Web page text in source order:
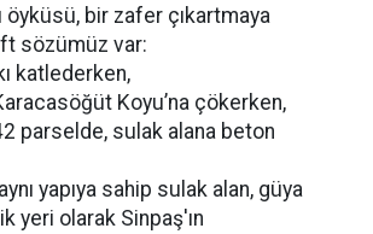
öyküsü, bir zafer çıkartmaya
sözümüz var:
katlederken,
Koyu’na çökerken,
parselde, sulak alana beton
yapıya sahip sulak alan, güya
yeri olarak Sinpaş'ın